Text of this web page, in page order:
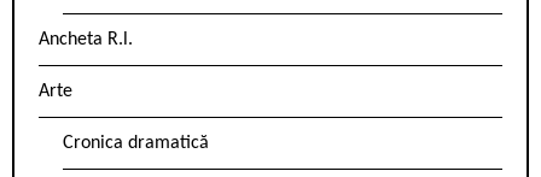
Ancheta R.l.
Arte
Cronica dramatică